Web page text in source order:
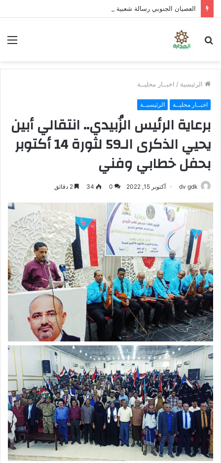
العصيان الجنوبي رسالة شعبية تتجاوز الخدمات
الرئيسية / اخبــار محليــة
اخبــار محليــة الرئيسيــة
برعاية الرئيس الزُبيدي.. انتقالي أبين
يحيي الذكرى الـ59 لثورة 14 أكتوبر
بحفل خطابي وفني
dv gdk أكتوبر 15, 2022 0
34